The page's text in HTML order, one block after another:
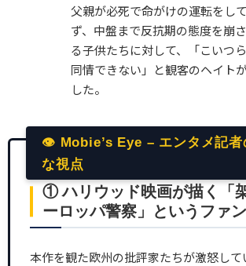
父親が必死で命がけの運転をし
ず、中盤まで反抗期の態度を崩
る子供たちに対して、「こいつ
同情できない」と観客のヘイト
した。
👁 Mobie’s Eye – エンタメ記者
な視点
① ハリウッド映画が描く「
ーロッパ警察」というファ
本作を観た欧州の批評家たちが激怒して